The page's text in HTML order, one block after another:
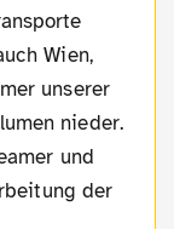
Wien,
unserer
nieder.
und
der